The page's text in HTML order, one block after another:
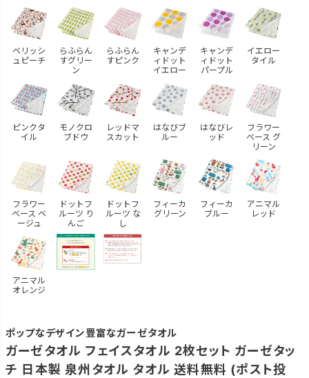
ベリッシ
ュピーチ
らふらん
すグリー
ン
らふらん
すピンク
キャンデ
ィドット
イエロー
キャンデ
ィドット
パープル
イエロー
タイル
ピンクタ
イル
モノクロ
ブドウ
レッドマ
スカット
はなびブ
ルー
はなびレ
ッド
フラワー
ベース グ
リーン
フラワー
ベース ベ
ージュ
ドットフ
ルーツ り
んご
ドットフ
ルーツ な
し
フィーカ
グリーン
フィーカ
ブルー
アニマル
レッド
アニマル
オレンジ
ポップなデザイン豊富なガーゼタオル
ガーゼタオル フェイスタオル 2枚セット ガーゼタッ
チ 日本製 泉州タオル タオル 送料無料 (ポスト投